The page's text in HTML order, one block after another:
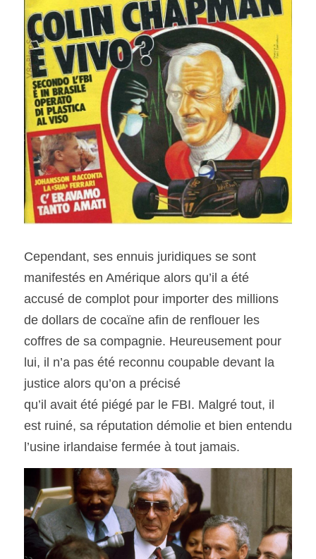
Cependant, ses ennuis juridiques se sont
manifestés en Amérique alors qu’il a été
accusé de complot pour importer des millions
de dollars de cocaïne afin de renflouer les
coffres de sa compagnie. Heureusement pour
lui, il n’a pas été reconnu coupable devant la
justice alors qu’on a précisé
qu’il avait été piégé par le FBI. Malgré tout, il
est ruiné, sa réputation démolie et bien entendu
l’usine irlandaise fermée à tout jamais.